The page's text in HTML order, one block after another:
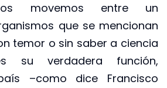
movemos entre un
que se mencionan
temor o sin saber a ciencia
su verdadera función,
–como dice Francisco